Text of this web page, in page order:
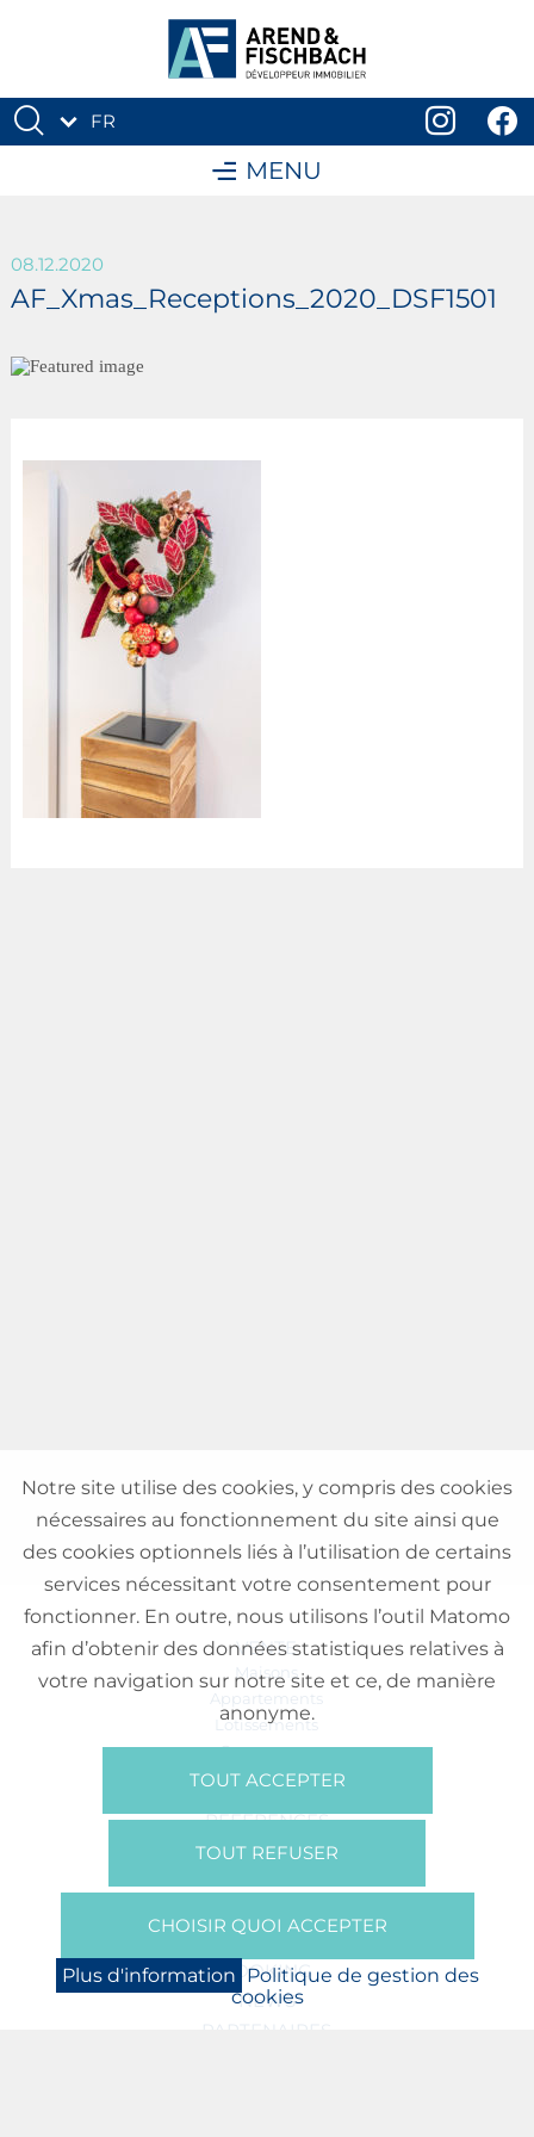
FR
MENU
08.12.2020
AF_Xmas_Receptions_2020_DSF1501
VENTE
Maisons
Appartements
Lotissements
Commerces
Bureaux
RÉFÉRENCES
SUR NOUS
Presse
BOOKING
NEWS
PARTENAIRES
Notre site utilise des cookies, y compris des cookies
nécessaires au fonctionnement du site ainsi que
des cookies optionnels liés à l’utilisation de certains
services nécessitant votre consentement pour
fonctionner. En outre, nous utilisons l’outil Matomo
afin d’obtenir des données statistiques relatives à
votre navigation sur notre site et ce, de manière
anonyme.
TOUT ACCEPTER
TOUT REFUSER
CHOISIR QUOI ACCEPTER
Plus d'information Politique de gestion des
cookies